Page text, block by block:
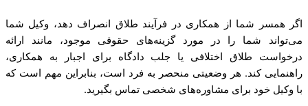
اگر همسر شما از همکاری در فرآیند طلاق انصراف دهد، وکیل شما
می‌تواند شما را در مورد گزینه‌های حقوقی موجود، مانند ارائه
درخواست طلاق اختلافی یا جلب دادگاه برای اجبار به همکاری،
راهنمایی کند. هر وضعیتی منحصر به فرد است، بنابراین مهم است که
با وکیل خود برای مشاوره‌های شخصی تماس بگیرید.